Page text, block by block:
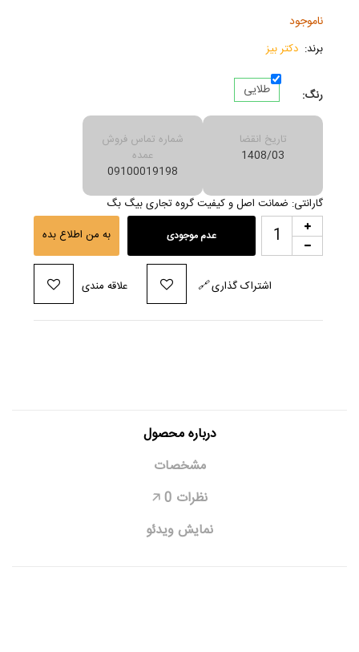
ناموجود
برند: دکتر بیز
رنگ: طلایی
تاریخ انقضا
1408/03
شماره تماس فروش
عمده
09100019198
گارانتی: ضمانت اصل و کیفیت گروه تجاری بیگ بگ
عدم موجودی به من اطلاع بده
علاقه مندی 🔗اشتراک گذاری
درباره محصول
مشخصات
نظرات 0
🡥
نمایش ویدئو